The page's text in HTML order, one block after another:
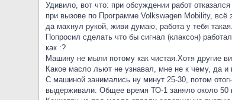
Удивило, вот что: при обсуждении работ
при вызове по Программе Volkswagen Mobility, всё
да махнул рукой, живи думаю, работа у тебя такая.
Попросил сделать что бы сигнал (клаксон)
как :?
Машину не мыли потому как чистая.Хотя другие
Какое масло льют не узнавал, мне не к чему, да и
С машиной занимались ну минут 25-30, потом
выдерживали. Общее время ТО-1 заняло около 50